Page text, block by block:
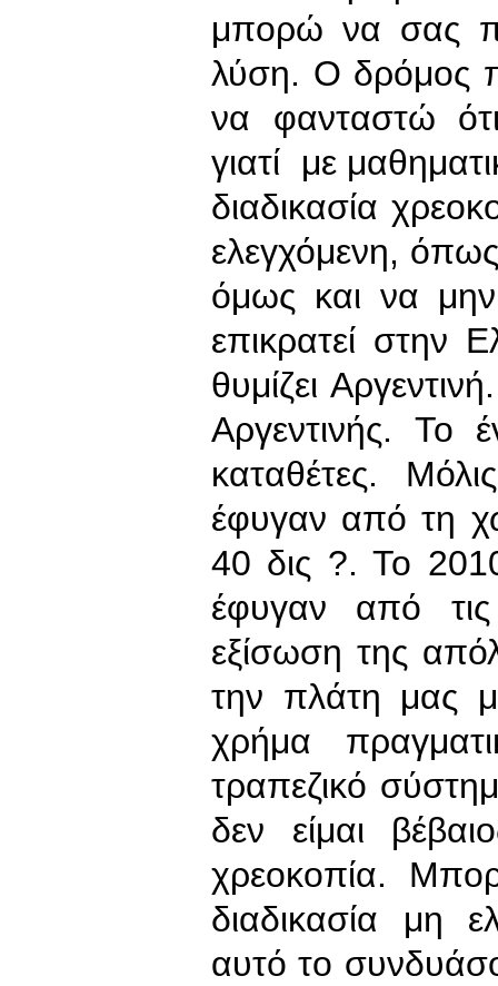
μπορώ να σας
λύση. Ο δρόμος
να φανταστώ ότι
γιατί με
διαδικασία
ελεγχόμενη,
όμως και να μην
επικρατεί στην
θυμίζει
Αργεντινής. Το
καταθέτες.
έφυγαν από τη
40 δις ?. Το
έφυγαν από
εξίσωση της
την πλάτη μας
χρήμα
τραπεζικό
δεν είμαι
χρεοκοπία.
διαδικασία μη
αυτό το